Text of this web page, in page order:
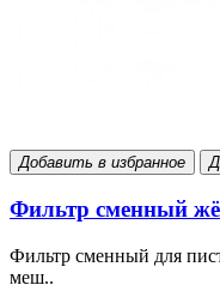
Добавить в избранное
Фильтр сменный
Фильтр сменный для
меш..